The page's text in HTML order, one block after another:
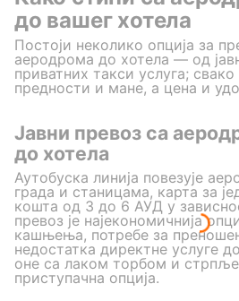
до вашег хотела
Постоји неколико опција за
аеродрома до хотела — од
приватних такси услуга;
предности и мане, а цена и
Јавни превоз са
до хотела
Аутобуска линија повезује
града и станицама, карта за
кошта од 3 до 6 АУД у
превоз је најекономичнија
кашњења, потребе за
недостатка директне услуге
оне са лаком торбом и
приступачна опција.